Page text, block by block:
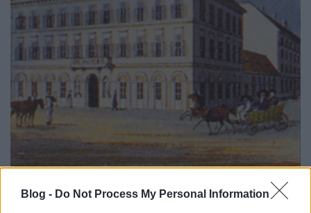
Blog - Do Not Process My Personal Information
A fürdőt az 1830-as évek második felétől már Diana